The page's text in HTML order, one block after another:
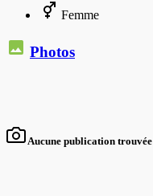
Femme
Photos
Aucune publication trouvée